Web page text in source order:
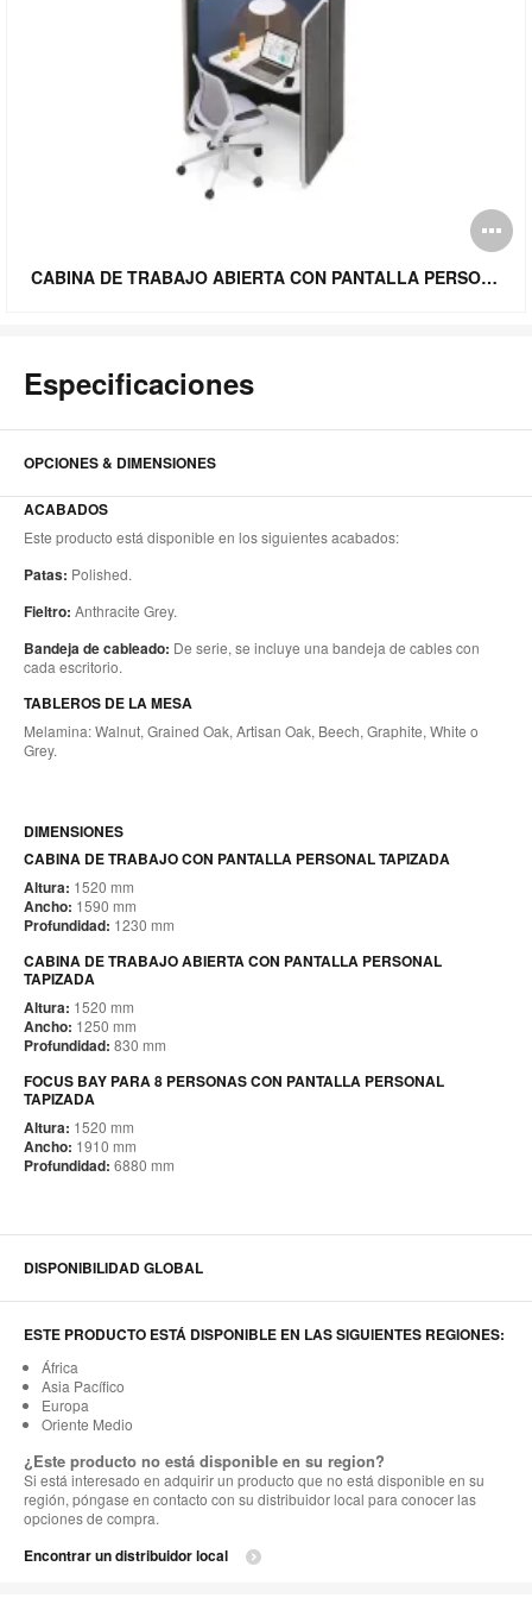
CABINA DE TRABAJO ABIERTA CON PANTALLA PERSONAL TAPIZADA
Especificaciones
OPCIONES & DIMENSIONES
ACABADOS
Este producto está disponible en los siguientes acabados:
Patas: Polished.
Fieltro: Anthracite Grey.
Bandeja de cableado: De serie, se incluye una bandeja de cables con
cada escritorio.
TABLEROS DE LA MESA
Melamina: Walnut, Grained Oak, Artisan Oak, Beech, Graphite, White o
Grey.
DIMENSIONES
CABINA DE TRABAJO CON PANTALLA PERSONAL TAPIZADA
Altura: 1520 mm
Ancho: 1590 mm
Profundidad: 1230 mm
CABINA DE TRABAJO ABIERTA CON PANTALLA PERSONAL
TAPIZADA
Altura: 1520 mm
Ancho: 1250 mm
Profundidad: 830 mm
FOCUS BAY PARA 8 PERSONAS CON PANTALLA PERSONAL
TAPIZADA
Altura: 1520 mm
Ancho: 1910 mm
Profundidad: 6880 mm
DISPONIBILIDAD GLOBAL
ESTE PRODUCTO ESTÁ DISPONIBLE EN LAS SIGUIENTES REGIONES:
África
Asia Pacífico
Europa
Oriente Medio
¿Este producto no está disponible en su region?
Si está interesado en adquirir un producto que no está disponible en su
región, póngase en contacto con su distribuidor local para conocer las
opciones de compra.
Encontrar un distribuidor local